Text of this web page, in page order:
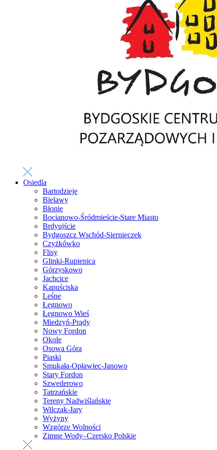
Osiedla
Bartodzieje
Bielawy
Błonie
Bocianowo-Śródmieście-Stare Miasto
Brdyujście
Bydgoszcz Wschód-Siernieczek
Czyżkówko
Flisy
Glinki-Rupienica
Górzyskowo
Jachcice
Kapuściska
Leśne
Łęgnowo
Łęgnowo Wieś
Miedzyń-Prądy
Nowy Fordon
Okole
Osowa Góra
Piaski
Smukała-Opławiec-Janowo
Stary Fordon
Szwederowo
Tatrzańskie
Tereny Nadwiślańskie
Wilczak-Jary
Wyżyny
Wzgórze Wolności
Zimne Wody–Czersko Polskie